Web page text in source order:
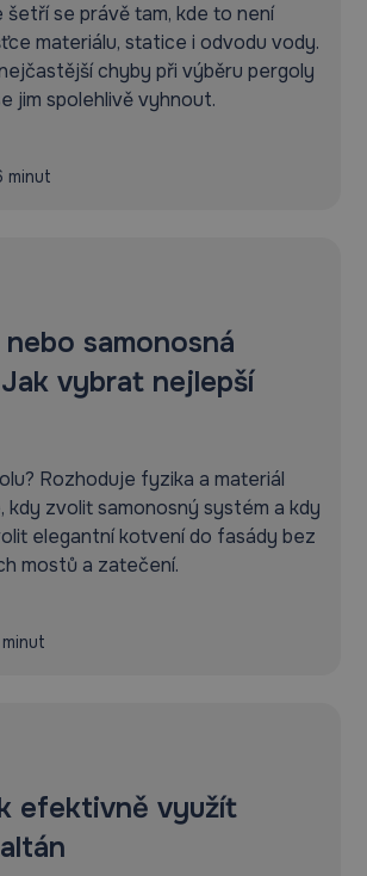
šetří se právě tam, kde to není
materiálu, statice i odvodu vody.
chyby při výběru pergoly
jim spolehlivě vyhnout.
minut
samonosná
vybrat nejlepší
Rozhoduje fyzika a materiál
kdy zvolit samonosný systém a kdy
elegantní kotvení do fasády bez
mostů a zatečení.
efektivně využít